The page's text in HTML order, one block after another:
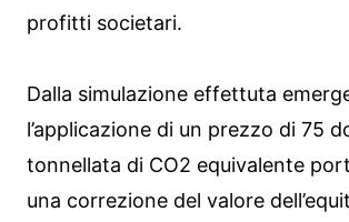
profitti societari.
Dalla simulazione effettuta
l’applicazione di un prezzo di 75
tonnellata di CO2 equivalente
una correzione del valore